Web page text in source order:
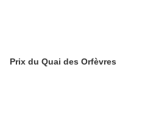
Prix du Quai des Orfèvres